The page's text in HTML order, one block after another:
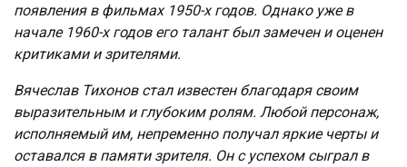
появления в фильмах 1950-х годов. Однако уже в
начале 1960-х годов его талант был замечен и оценен
критиками и зрителями.
Вячеслав Тихонов стал известен благодаря своим
выразительным и глубоким ролям. Любой персонаж,
исполняемый им, непременно получал яркие черты и
оставался в памяти зрителя. Он с успехом сыграл в